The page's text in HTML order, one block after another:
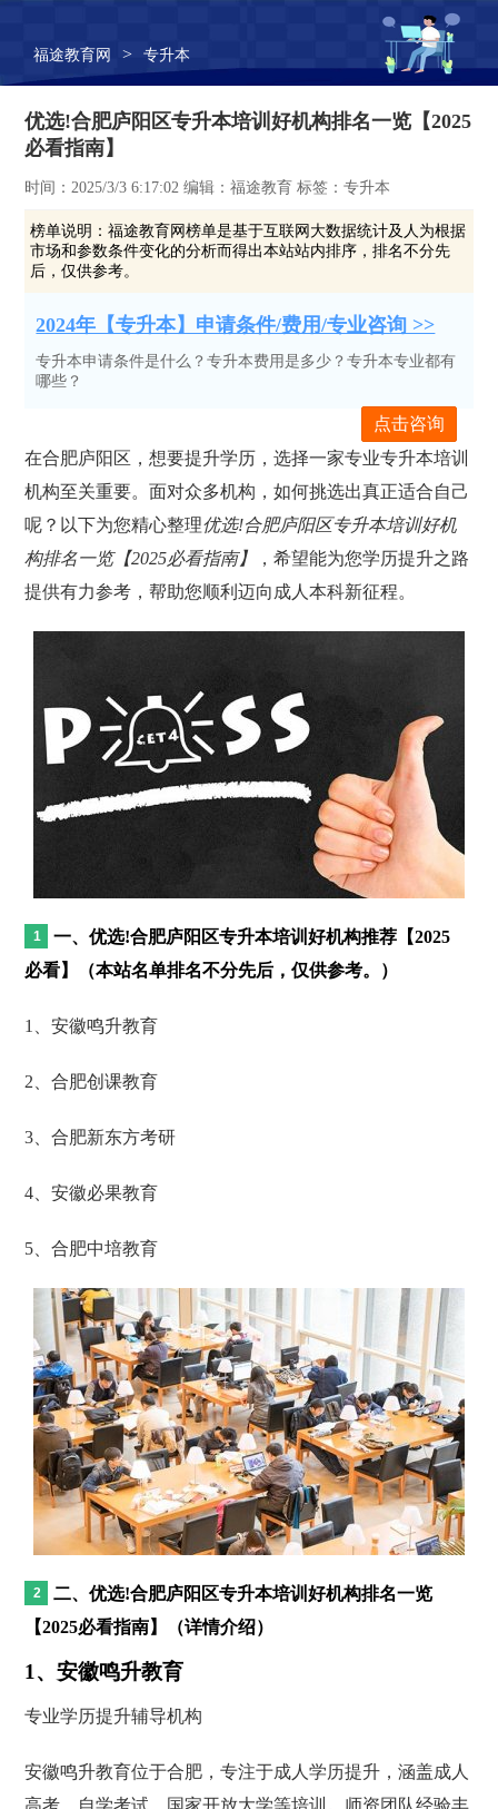
福途教育网 > 专升本
优选!合肥庐阳区专升本培训好机构排名一览【2025
必看指南】
时间：2025/3/3 6:17:02 编辑：福途教育 标签：专升本
榜单说明：福途教育网榜单是基于互联网大数据统计及人为根据
市场和参数条件变化的分析而得出本站站内排序，排名不分先
后，仅供参考。
2024年【专升本】申请条件/费用/专业咨询 >>
专升本申请条件是什么？专升本费用是多少？专升本专业都有
哪些？
点击咨询
在合肥庐阳区，想要提升学历，选择一家专业专升本培训
机构至关重要。面对众多机构，如何挑选出真正适合自己
呢？以下为您精心整理优选!合肥庐阳区专升本培训好机
构排名一览【2025必看指南】
，希望能为您学历提升之路
提供有力参考，帮助您顺利迈向成人本科新征程。
一、优选!合肥庐阳区专升本培训好机构推荐【2025
必看】（本站名单排名不分先后，仅供参考。）
1、安徽鸣升教育
2、合肥创课教育
3、合肥新东方考研
4、安徽必果教育
5、合肥中培教育
二、优选!合肥庐阳区专升本培训好机构排名一览
【2025必看指南】（详情介绍）
1、安徽鸣升教育
专业学历提升辅导机构
安徽鸣升教育位于合肥，专注于成人学历提升，涵盖成人
高考、自学考试、国家开放大学等培训。师资团队经验丰